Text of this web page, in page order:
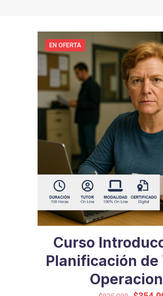
EN OFERTA
Curso
Planificación de